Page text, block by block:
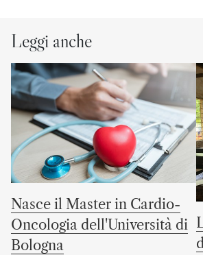
Leggi anche
Nasce il Master in Cardio-
Oncologia dell'Università di
Bologna